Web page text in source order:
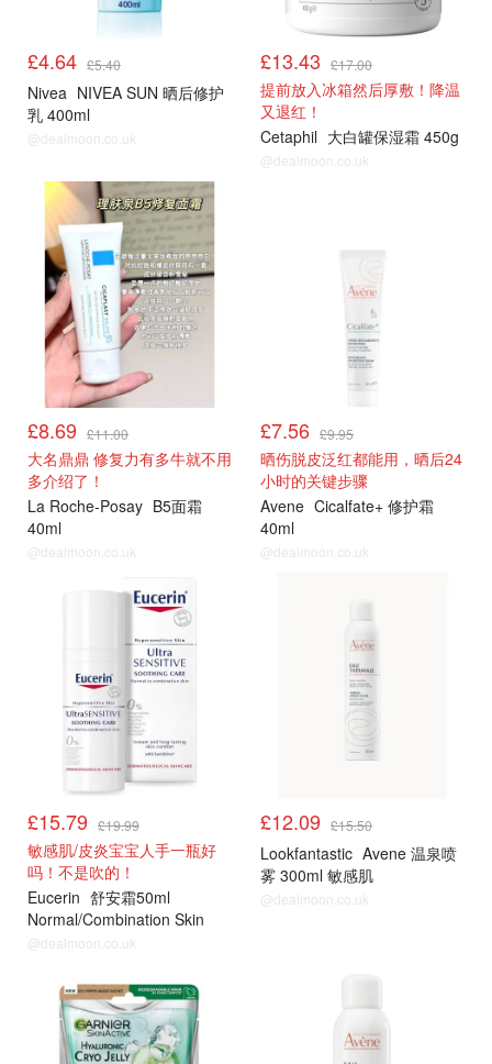
£4.64 £5.40
Nivea NIVEA SUN 晒后修护
乳 400ml
@dealmoon.co.uk
£13.43 £17.00
提前放入冰箱然后厚敷！降温
又退红！
Cetaphil 大白罐保湿霜 450g
@dealmoon.co.uk
£8.69 £11.00
大名鼎鼎 修复力有多牛就不用
多介绍了！
La Roche-Posay B5面霜
40ml
@dealmoon.co.uk
£7.56 £9.95
晒伤脱皮泛红都能用，晒后24
小时的关键步骤
Avene Cicalfate+ 修护霜
40ml
@dealmoon.co.uk
£15.79 £19.99
敏感肌/皮炎宝宝人手一瓶好
吗！不是吹的！
Eucerin 舒安霜50ml
Normal/Combination Skin
@dealmoon.co.uk
£12.09 £15.50
Lookfantastic Avene 温泉喷
雾 300ml 敏感肌
@dealmoon.co.uk